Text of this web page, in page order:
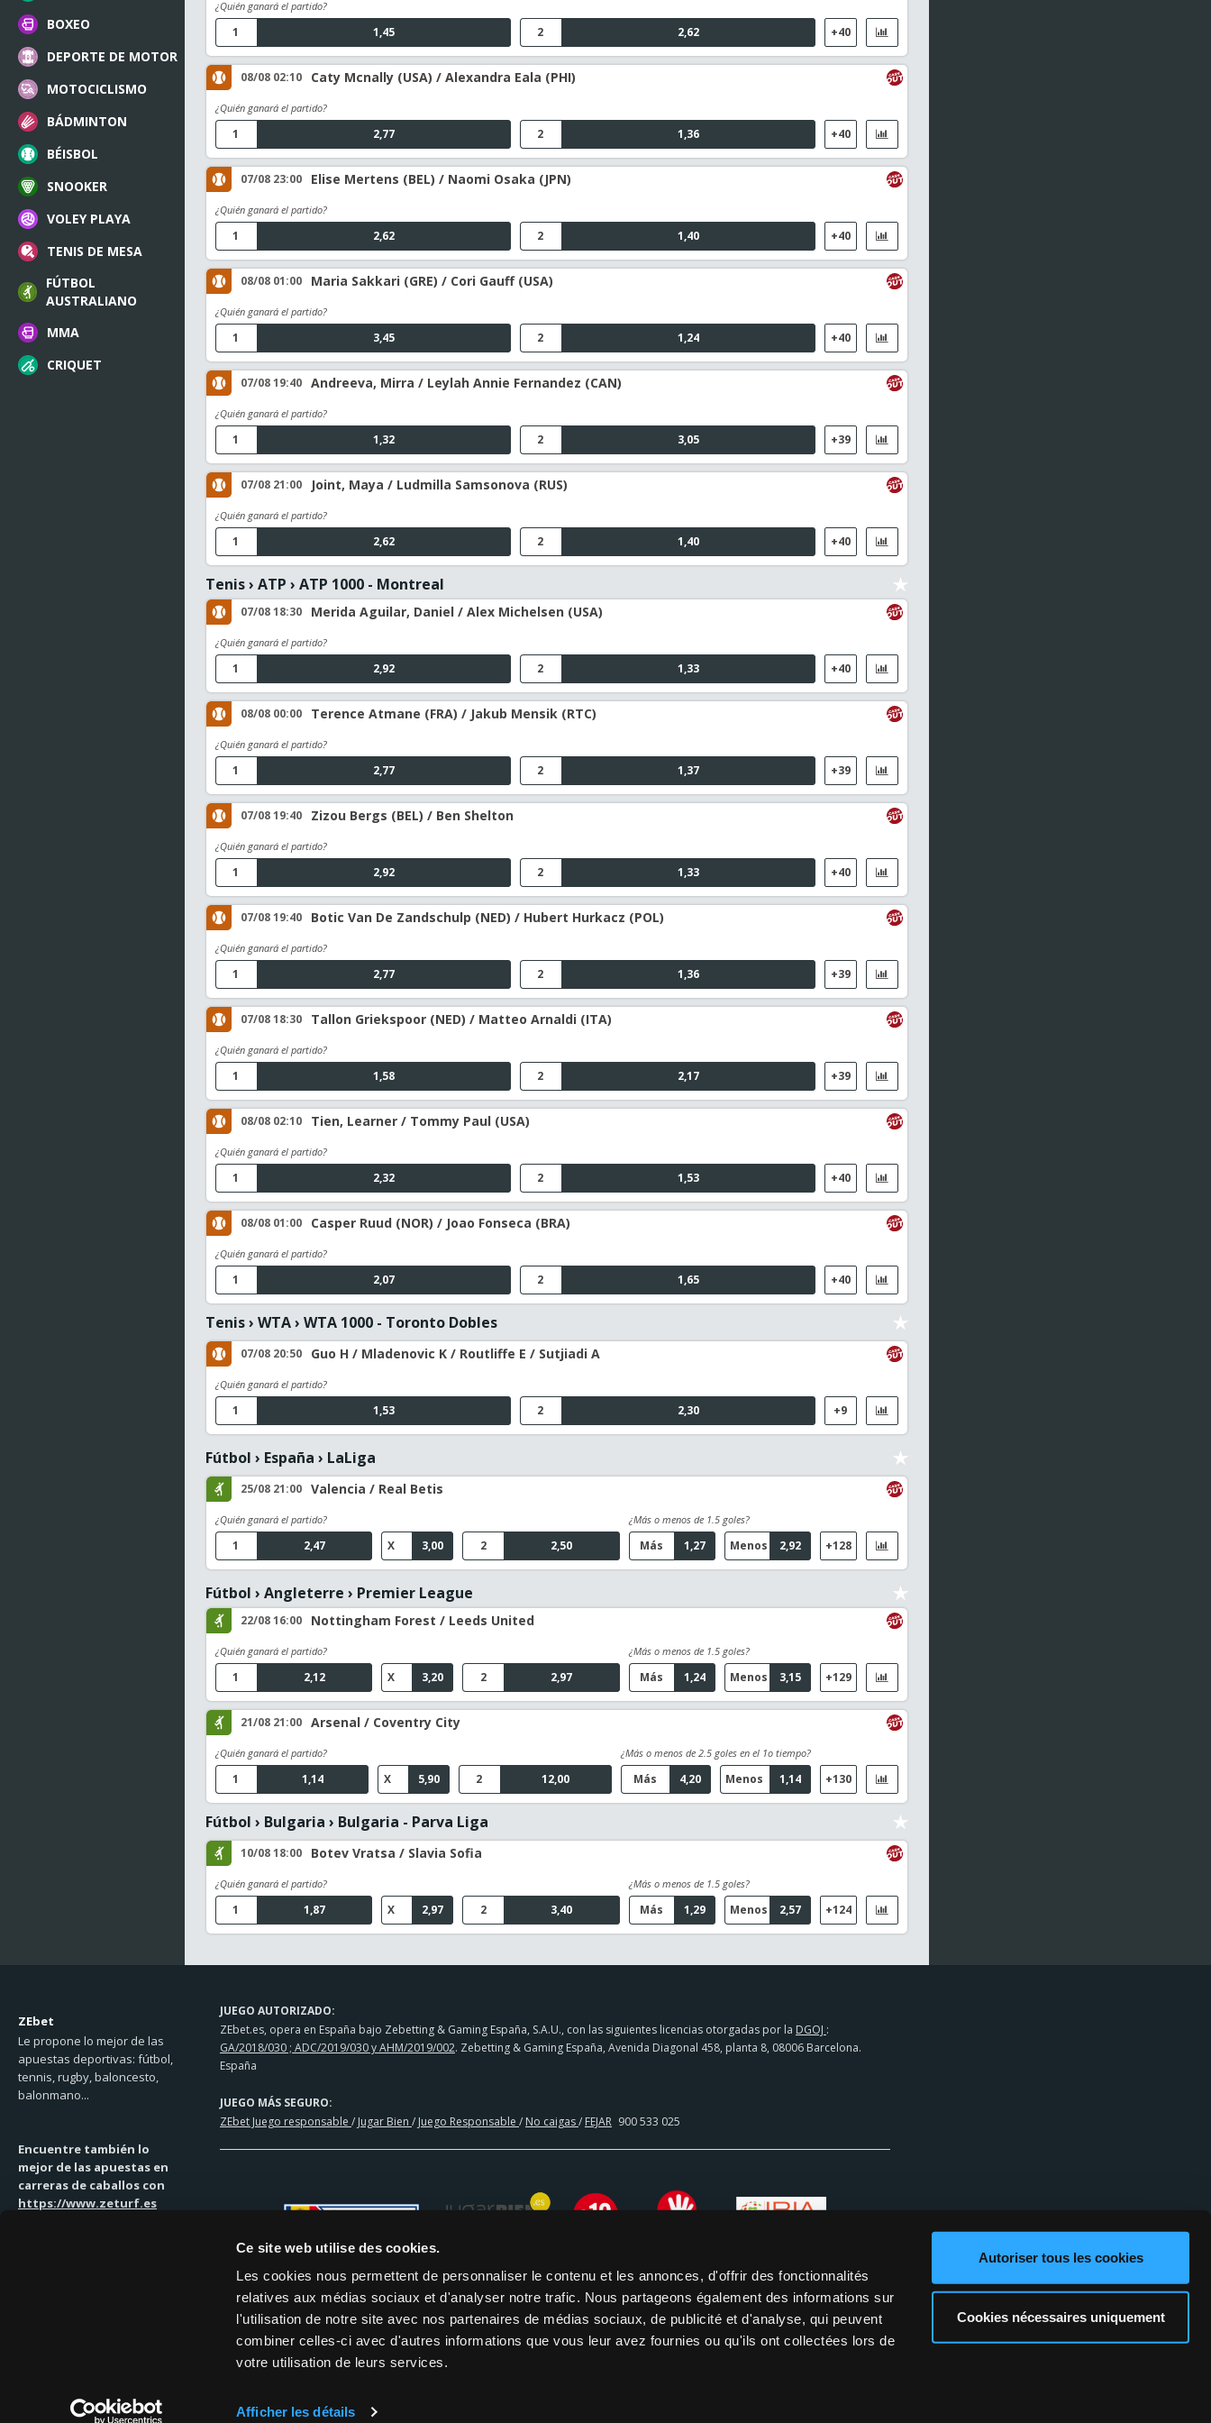
Ce site web utilise des cookies.
Les cookies nous permettent de personnaliser le contenu et les annonces, d'offrir des fonctionnalités
relatives aux médias sociaux et d'analyser notre trafic. Nous partageons également des informations sur
l'utilisation de notre site avec nos partenaires de médias sociaux, de publicité et d'analyse, qui peuvent
combiner celles-ci avec d'autres informations que vous leur avez fournies ou qu'ils ont collectées lors de
votre utilisation de leurs services.
Afficher les détails
Autoriser tous les cookies
Cookies nécessaires uniquement
Jonghoon Lim
1er set
Ashmita Chaliha (IND)
05:20WTT Champions Yokohama, WS
Satsuki Odo (JAP) / Lily Zhang (USA)
05:25Masters de Corea, Individual Femenino
Sharma, Tanvi / Santhosh Ramraj, Rakshitha Sree
Gao J X / Wu M Y / Loo B K / Maisarah N
05:35Masters de Corea, Individual Masculino
Okimoto, Yudai / Gunawan, Jason
05:50WTT Champions Yokohama, MS
Dang Qiu / Kanak Jha
Masters de Corea, Individual Masculino
Yoo, Tae Bin / Park, Sang Yong
05:50Masters de Corea, Dobles Mixtos
Wong J / Cheng S Y / Kim J H / Jang H J
BOXEO
DEPORTE DE MOTOR
MOTOCICLISMO
BÁDMINTON
BÉISBOL
SNOOKER
VOLEY PLAYA
TENIS DE MESA
FÚTBOL
AUSTRALIANO
MMA
CRIQUET
¿Quién ganará el partido?
1,45
1 2,62
2 +40
08/08 02:10 Caty Mcnally (USA) / Alexandra Eala (PHI)
¿Quién ganará el partido?
2,77
1 1,36
2 +40
07/08 23:00 Elise Mertens (BEL) / Naomi Osaka (JPN)
¿Quién ganará el partido?
2,62
1 1,40
2 +40
08/08 01:00 Maria Sakkari (GRE) / Cori Gauff (USA)
¿Quién ganará el partido?
3,45
1 1,24
2 +40
07/08 19:40 Andreeva, Mirra / Leylah Annie Fernandez (CAN)
¿Quién ganará el partido?
1,32
1 3,05
2 +39
07/08 21:00 Joint, Maya / Ludmilla Samsonova (RUS)
¿Quién ganará el partido?
2,62
1 1,40
2 +40
Tenis› ATP › ATP 1000 - Montreal
07/08 18:30 Merida Aguilar, Daniel / Alex Michelsen (USA)
¿Quién ganará el partido?
2,92
1 1,33
2 +40
08/08 00:00 Terence Atmane (FRA) / Jakub Mensik (RTC)
¿Quién ganará el partido?
2,77
1 1,37
2 +39
07/08 19:40 Zizou Bergs (BEL) / Ben Shelton
¿Quién ganará el partido?
2,92
1 1,33
2 +40
07/08 19:40 Botic Van De Zandschulp (NED) / Hubert Hurkacz (POL)
¿Quién ganará el partido?
2,77
1 1,36
2 +39
07/08 18:30 Tallon Griekspoor (NED) / Matteo Arnaldi (ITA)
¿Quién ganará el partido?
1,58
1 2,17
2 +39
08/08 02:10 Tien, Learner / Tommy Paul (USA)
¿Quién ganará el partido?
2,32
1 1,53
2 +40
08/08 01:00 Casper Ruud (NOR) / Joao Fonseca (BRA)
¿Quién ganará el partido?
2,07
1 1,65
2 +40
Tenis› WTA› WTA 1000 - Toronto Dobles
07/08 20:50 Guo H / Mladenovic K / Routliffe E / Sutjiadi A
¿Quién ganará el partido?
1,53
1 2,30
2 +9
Fútbol › España › LaLiga
25/08 21:00 Valencia / Real Betis
¿Quién ganará el partido?
2,47
1 3,00
X 2,50
2
¿Más o menos de 1.5 goles?
1,27
Más 2,92
Menos +128
Fútbol › Angleterre › Premier League
22/08 16:00 Nottingham Forest / Leeds United
¿Quién ganará el partido?
2,12
1 3,20
X 2,97
2
¿Más o menos de 1.5 goles?
1,24
Más 3,15
Menos +129
21/08 21:00 Arsenal / Coventry City
¿Quién ganará el partido?
1,14
1 5,90
X 12,00
2
¿Más o menos de 2.5 goles en el 1o tiempo?
4,20
Más 1,14
Menos +130
Fútbol › Bulgaria › Bulgaria - Parva Liga
10/08 18:00 Botev Vratsa / Slavia Sofia
¿Quién ganará el partido?
1,87
1 2,97
X 3,40
2
¿Más o menos de 1.5 goles?
1,29
Más 2,57
Menos +124
ZEbet
Le propone lo mejor de las
apuestas deportivas: fútbol,
tennis, rugby, baloncesto,
balonmano...
Encuentre también lo
mejor de las apuestas en
carreras de caballos con
https://www.zeturf.es
JUEGO AUTORIZADO:
ZEbet.es, opera en España bajo Zebetting & Gaming España, S.A.U., con las siguientes licencias otorgadas por la DGOJ :
GA/2018/030 ; ADC/2019/030 y AHM/2019/002. Zebetting & Gaming España, Avenida Diagonal 458, planta 8, 08006 Barcelona.
España
JUEGO MÁS SEGURO:
ZEbet Juego responsable / Jugar Bien / Juego Responsable / No caigas/ FEJAR 900 533 025
MASTERCARD | VISA | TRANSFERENCIA BANCARIA | PAYSAFECARD